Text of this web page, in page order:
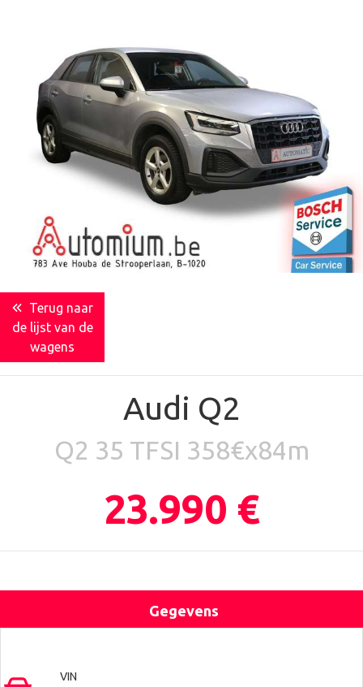
Terug naar
de lijst van de
wagens
Audi Q2
Q2 35 TFSI 358€x84m
23.990 €
Gegevens
VIN